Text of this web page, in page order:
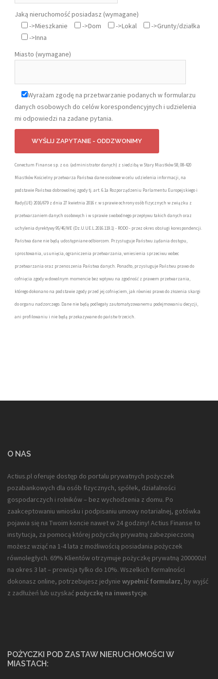
Jaką nieruchomość posiadasz (wymagane)
->Mieszkanie
->Dom ->Lokal
->Grunty/działka
->Inna
Miasto (wymagane)
Wyrażam zgodę na przetwarzanie podanych w formularzu
danych osobowych do celów korespondencyjnych i udzielenia
mi odpowiedzi na zadane pytania.
Conectum Finanse sp. z o.o. (administrator danych) z siedzibą w Stary Miastków 58, 08-420
Miastków Kościelny przetwarza Państwa dane osobowe w celu udzielenia informacji, na
podstawie Państwa dobrowolnej zgody tj. art. 6.1a Rozporządzeniu Parlamentu Europejskiego i
Rady(UE) 2016/679 z dnia 27 kwietnia 2016 r. w sprawie ochrony osób fizycznych w związku z
przetwarzaniem danych osobowych i w sprawie swobodnego przepływu takich danych oraz
uchylenia dyrektywy 95/46/WE (Dz.U.UE.L.2016.119.1) - RODO - przez okres obsługi korespondencji.
Państwa dane nie będą udostępniane odbiorcom. Przysługuje Państwu żądania dostępu,
sprostowania, usunięcia, ograniczenia przetwarzania, wniesienia sprzeciwu wobec
przetwarzania oraz przenoszenia Państwa danych. Ponadto, przysługuje Państwu prawo do
cofnięcia zgody w dowolnym momencie bez wpływu na zgodność z prawem przetwarzania,
którego dokonano na podstawie zgody przed jej cofnięciem, jak również prawo do złożenia skargi
do organu nadzorczego. Dane nie będą podlegały zautomatyzowanemu podejmowaniu decyzji,
ani profilowaniu i nie będą przekazywane do państw trzecich.
O NAS
Actius.pl oferuje dostęp do portalu prywatnych pożyczek
pozabankowych dla osób fizycznych, spółek, działalności
gospodarczych i rolników– bez wychodzenia z domu. Po
zaakceptowaniu wniosku i podpisaniu umowy notarialnej, gotówka
pojawia się na Twoim koncie nawet w 24 godziny! Actius Finanse to
instytucja, za pomocą której pożyczkę prywatną zabezpieczoną
możesz wziąć na 1-4 lata z możliwością posiadania pożyczek
równoległych. 69% Klientów otrzymuje pożyczkę prywatną 200000zł
na okres 3 lat – prowizja tylko do 10%. Wszelkich formalności
dokonasz online, potrzebujesz jedynie wypełnić formularz, by wyjść
z zadłużeń lub uzyskać pożyczkę na inwestycje.
POŻYCZKI POD ZASTAW NIERUCHOMOŚCI W
MIASTACH: